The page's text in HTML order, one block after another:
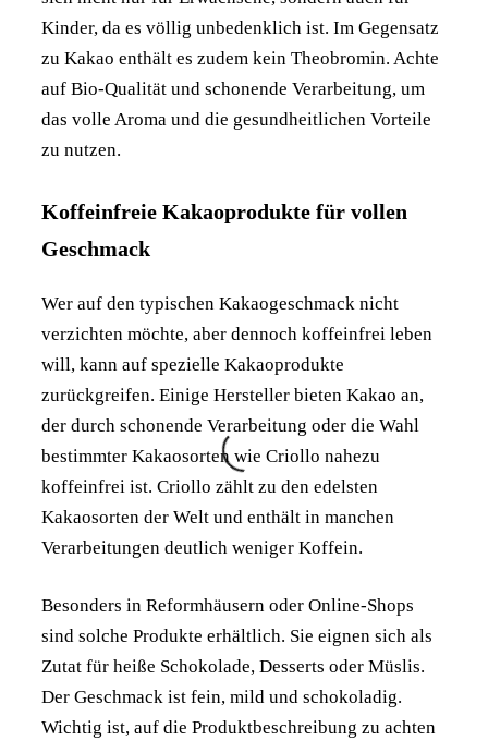
Kinder, da es völlig unbedenklich ist. Im Gegensatz
zu Kakao enthält es zudem kein Theobromin. Achte
auf Bio-Qualität und schonende Verarbeitung, um
das volle Aroma und die gesundheitlichen Vorteile
zu nutzen.
Koffeinfreie Kakaoprodukte für vollen
Geschmack
Wer auf den typischen Kakaogeschmack nicht
verzichten möchte, aber dennoch koffeinfrei leben
will, kann auf spezielle Kakaoprodukte
zurückgreifen. Einige Hersteller bieten Kakao an,
der durch schonende Verarbeitung oder die Wahl
bestimmter Kakaosorten wie Criollo nahezu
koffeinfrei ist. Criollo zählt zu den edelsten
Kakaosorten der Welt und enthält in manchen
Verarbeitungen deutlich weniger Koffein.
Besonders in Reformhäusern oder Online-Shops
sind solche Produkte erhältlich. Sie eignen sich als
Zutat für heiße Schokolade, Desserts oder Müslis.
Der Geschmack ist fein, mild und schokoladig.
Wichtig ist, auf die Produktbeschreibung zu achten